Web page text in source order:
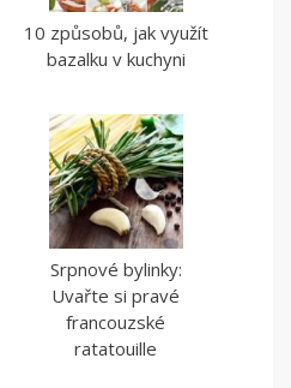
10 způsobů, jak využít
bazalku v kuchyni
Srpnové bylinky:
Uvařte si pravé
francouzské
ratatouille